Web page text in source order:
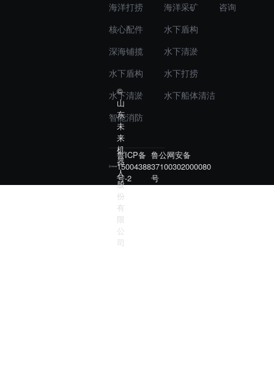
海洋打捞
核心配件
深海铺揽
水下盾构
水下清淤
智能消防
海洋采矿
水下盾构
水下清淤
水下打捞
水下船体清洁
咨询
©
山
东
未
来
机
器
人
股
份
有
限
公
司
鲁ICP备
15004388
号-2
鲁公网安备
37100302000080
号